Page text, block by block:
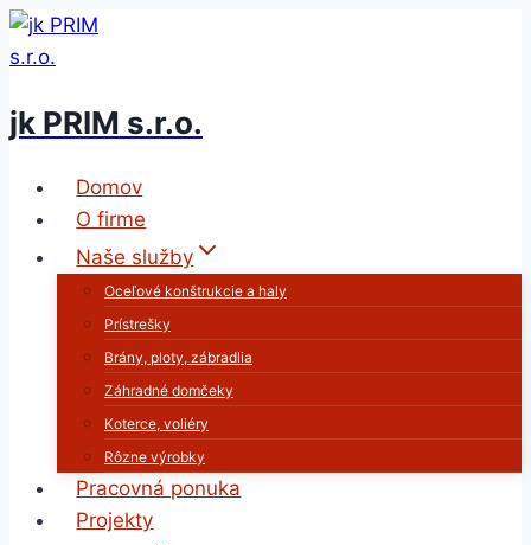
Skip
to
jk PRIM s.r.o.
Domov
O firme
Naše služby
Oceľové konštrukcie a haly
Prístrešky
Brány, ploty, zábradlia
Záhradné domčeky
Koterce, voliéry
Rôzne výrobky
Pracovná ponuka
Projekty